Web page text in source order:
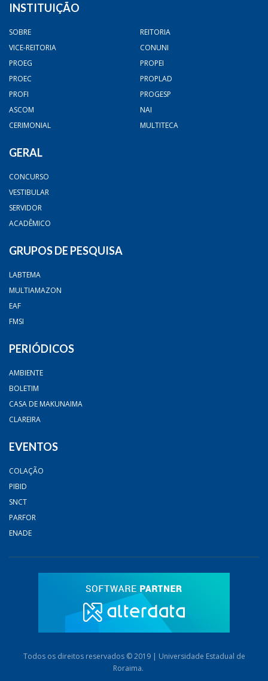
INSTITUIÇÃO
SOBRE
REITORIA
VICE-REITORIA
CONUNI
PROEG
PROPEI
PROEC
PROPLAD
PROFI
PROGESP
ASCOM
NAI
CERIMONIAL
MULTITECA
GERAL
CONCURSO
VESTIBULAR
SERVIDOR
ACADÊMICO
GRUPOS DE PESQUISA
LABTEMA
MULTIAMAZON
EAF
FMSI
PERIÓDICOS
AMBIENTE
BOLETIM
CASA DE MAKUNAIMA
CLAREIRA
EVENTOS
COLAÇÃO
PIBID
SNCT
PARFOR
ENADE
Todos os direitos reservados © 2019 | Universidade Estadual de
Roraima.